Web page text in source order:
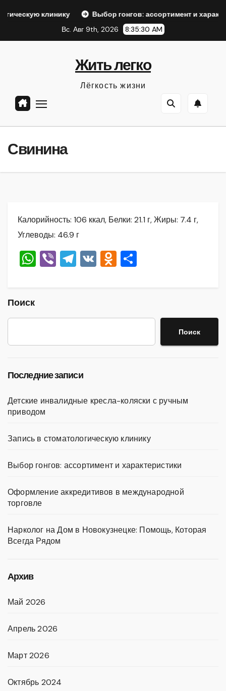
Выбор гонгов: ассортимент и характеристики
Вс. Авг 9th, 2026
8:35:31 AM
Жить легко
Лёгкость жизни
Свинина
Калорийность: 106 ккал, Белки: 21.1 г, Жиры: 7.4 г,
Углеводы: 46.9 г
W
A
p
Vi T
a
m
V O
kl
a
в
и
Поиск
Поиск
Последние записи
Детские инвалидные кресла-коляски с ручным
приводом
Запись в стоматологическую клинику
Выбор гонгов: ассортимент и характеристики
Оформление аккредитивов в международной
торговле
Нарколог на Дом в Новокузнецке: Помощь, Которая
Всегда Рядом
Архив
Май 2026
Апрель 2026
Март 2026
Октябрь 2024